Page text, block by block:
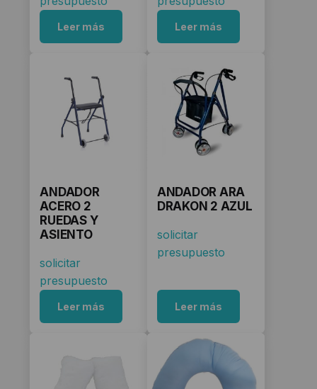
Leer más Leer más
ANDADOR
ACERO 2
RUEDAS Y
ASIENTO
solicitar
presupuesto
Leer más
ANDADOR ARA
DRAKON 2 AZUL
solicitar
presupuesto
Leer más